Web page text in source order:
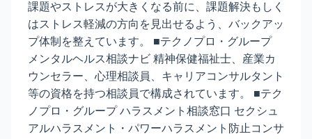
課題やストレスが大きくなる前に、課題解決もしく
はストレス軽減の方向を見出せるよう、バックアッ
プ体制を整えています。 ■テクノプロ・グループ
メンタルヘルス相談ナビ 精神保健福祉士、産業カ
ウンセラー、心理相談員、キャリアコンサルタント
等の資格を持つ相談員で構成されています。 ■テク
ノプロ・グループ ハラスメント相談窓口 セクシュ
アルハラスメント・パワーハラスメント防止コンサ